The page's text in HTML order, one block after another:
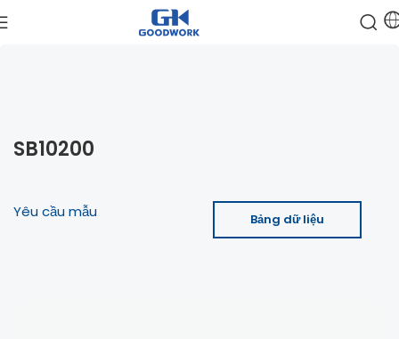
SB10200
Yêu cầu mẫu Bảng dữ liệu